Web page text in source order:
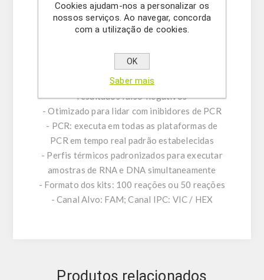
- Amplificação e deteção: gene gltA de
Bartonella spp.
- De tempo real com polimerase de DNA Taq de
início rápido
- Corante -ROX ™ como referência passiva
- Controlo positivo interno (IPC) para excluir
resultados falso-negativos
- Otimizado para lidar com inibidores de PCR
- PCR: executa em todas as plataformas de
PCR em tempo real padrão estabelecidas
- Perfis térmicos padronizados para executar
amostras de RNA e DNA simultaneamente
- Formato dos kits: 100 reações ou 50 reações
- Canal Alvo: FAM; Canal IPC: VIC / HEX
Produtos relacionados
Cookies ajudam-nos a personalizar os
nossos serviços. Ao navegar, concorda
com a utilização de cookies.
OK
Saber mais